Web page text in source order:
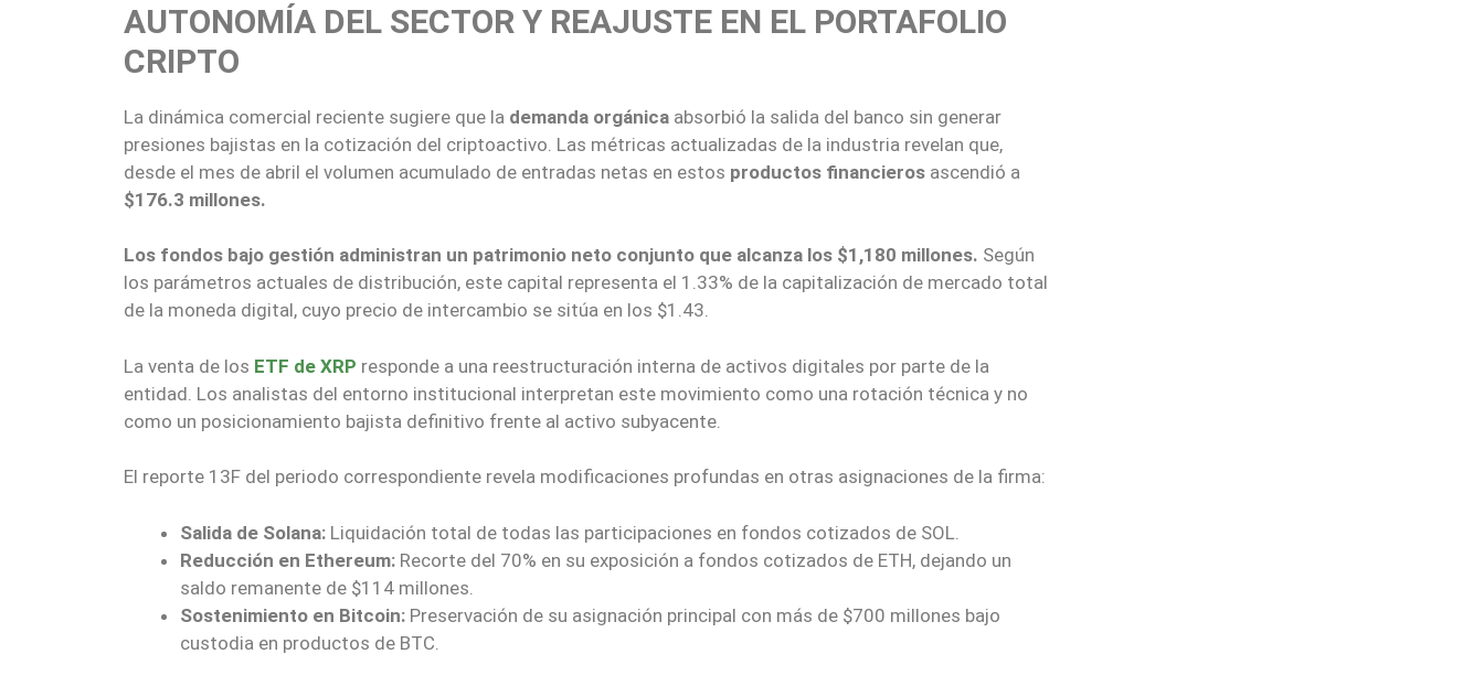
AUTONOMÍA DEL SECTOR Y REAJUSTE EN EL PORTAFOLIO
CRIPTO
La dinámica comercial reciente sugiere que la demanda orgánica absorbió la salida del banco sin generar
presiones bajistas en la cotización del criptoactivo. Las métricas actualizadas de la industria revelan que,
desde el mes de abril el volumen acumulado de entradas netas en estos productos financieros ascendió a
$176.3 millones.
Los fondos bajo gestión administran un patrimonio neto conjunto que alcanza los $1,180 millones. Según
los parámetros actuales de distribución, este capital representa el 1.33% de la capitalización de mercado total
de la moneda digital, cuyo precio de intercambio se sitúa en los $1.43.
La venta de los ETF de XRP responde a una reestructuración interna de activos digitales por parte de la
entidad. Los analistas del entorno institucional interpretan este movimiento como una rotación técnica y no
como un posicionamiento bajista definitivo frente al activo subyacente.
El reporte 13F del periodo correspondiente revela modificaciones profundas en otras asignaciones de la firma:
Salida de Solana: Liquidación total de todas las participaciones en fondos cotizados de SOL.
Reducción en Ethereum: Recorte del 70% en su exposición a fondos cotizados de ETH, dejando un
saldo remanente de $114 millones.
Sostenimiento en Bitcoin: Preservación de su asignación principal con más de $700 millones bajo
custodia en productos de BTC.